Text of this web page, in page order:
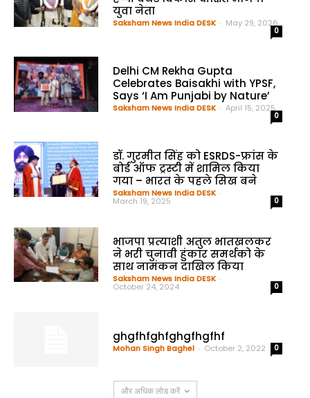
युवा नेता
Saksham News India DESK - May 29, 2026
0
Delhi CM Rekha Gupta
Celebrates Baisakhi with YPSF,
Says ‘I Am Punjabi by Nature’
Saksham News India DESK - April 15, 2025
0
डॉ. गुरमीत सिंह को ESRDS-फ्रांस के
बोर्ड ऑफ ट्रस्टी में शामिल किया
गया – भारत के पहले सिख बने
Saksham News India DESK -
March 19, 2025 0
भाजपा प्रत्याशी अतुल भातखलकर
ने भरी चुनावी हुंकार समर्थको के
साथ नामंकन दाखिल किया
Saksham News India DESK -
October 24, 2024 0
ghgfhfghfghgfhgfhf
Mohan Singh Baghel - October 2, 2022 0
और अधिक लोड करें